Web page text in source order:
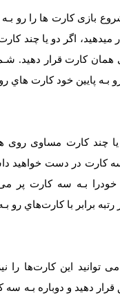
بازی کارت ها را رو
میدهید، اگر دو یا چند
همان کارت قرار دهید.
پایین خود کارت هاي‌ رو
یا چند کارت مساوی روی
سه کارت در دست خواهید
بـه سه کارت پر
برابر با کارت‌هاي‌ رو
توانید این کارت‌ها را نیز
دهید و دوباره بـه سه